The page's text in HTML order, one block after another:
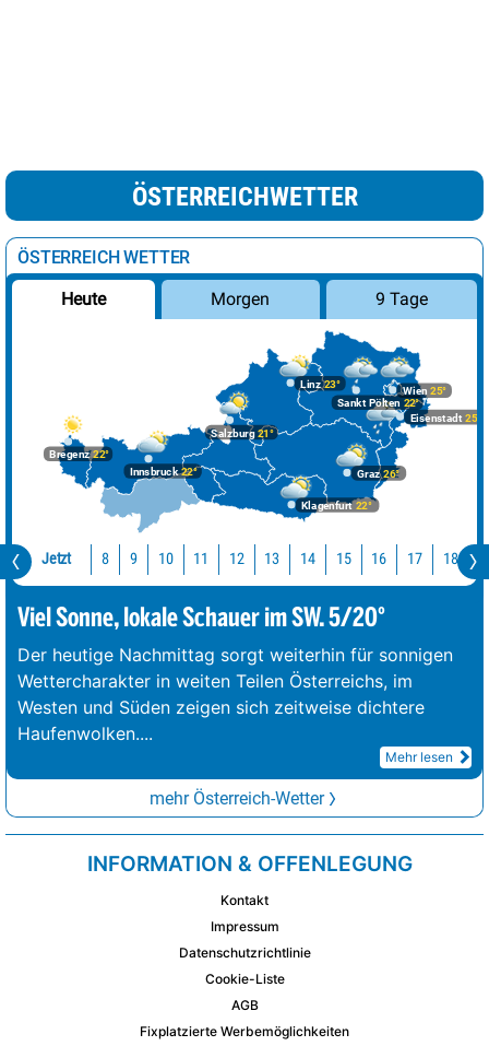
ÖSTERREICHWETTER
ÖSTERREICH WETTER
Heute Morgen 9 Tage
Bregenz22°
Graz26°
Innsbruck22°
Klagenfurt 22°
Linz23°
Salzburg21°
Wien 25°
Eisenstadt 25°
Sankt Pölten 22°
Jetzt 8 9 10 11 12 13 14 15 16 17 18
Viel Sonne, lokale Schauer im SW. 5/20°
Der heutige Nachmittag sorgt weiterhin für sonnigen
Wettercharakter in weiten Teilen Österreichs, im
Westen und Süden zeigen sich zeitweise dichtere
Haufenwolken....
Mehr lesen
mehr Österreich-Wetter
INFORMATION & OFFENLEGUNG
Kontakt
Impressum
Datenschutzrichtlinie
Cookie-Liste
AGB
Fixplatzierte Werbemöglichkeiten